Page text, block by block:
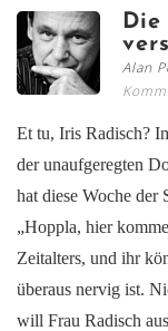
Alan
Et tu, Iris Radisch?
der unaufgeregten
hat diese Woche der
„Hoppla, hier
Zeitalters, und ihr
überaus nervig ist.
will Frau Radisch